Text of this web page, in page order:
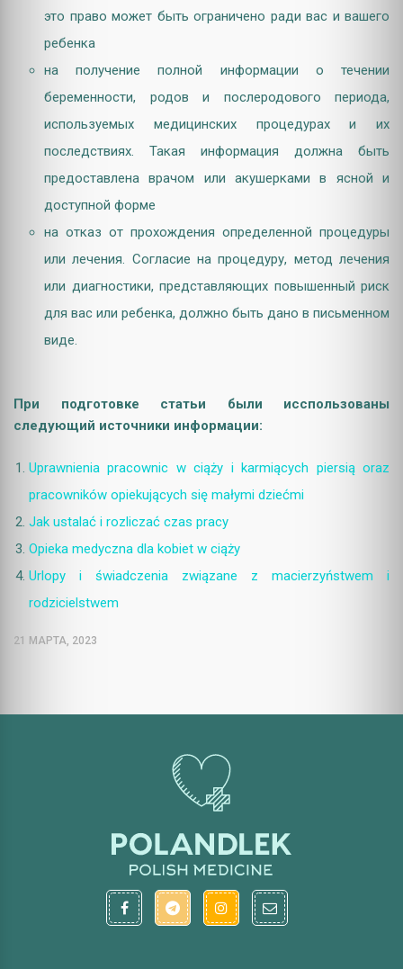
это право может быть ограничено ради вас и вашего
ребенка
на получение полной информации о течении
беременности, родов и послеродового периода,
используемых медицинских процедурах и их
последствиях. Такая информация должна быть
предоставлена врачом или акушерками в ясной и
доступной форме
на отказ от прохождения определенной процедуры
или лечения. Согласие на процедуру, метод лечения
или диагностики, представляющих повышенный риск
для вас или ребенка, должно быть дано в письменном
виде.
При подготовке статьи были исспользованы
следующий источники информации:
Uprawnienia pracownic w ciąży i karmiących piersią oraz
pracowników opiekujących się małymi dziećmi
Jak ustalać i rozliczać czas pracy
Opieka medyczna dla kobiet w ciąży
Urlopy i świadczenia związane z macierzyństwem i
rodzicielstwem
21 МАРТА, 2023